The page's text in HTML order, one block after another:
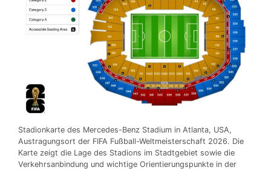
Stadionkarte des Mercedes-Benz Stadium in Atlanta, USA,
Austragungsort der FIFA Fußball-Weltmeisterschaft 2026. Die
Karte zeigt die Lage des Stadions im Stadtgebiet sowie die
Verkehrsanbindung und wichtige Orientierungspunkte in der